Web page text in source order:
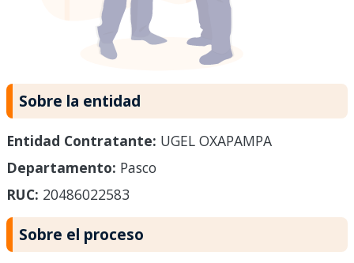
Sobre la entidad
Entidad Contratante: UGEL OXAPAMPA
Departamento: Pasco
RUC: 20486022583
Sobre el proceso